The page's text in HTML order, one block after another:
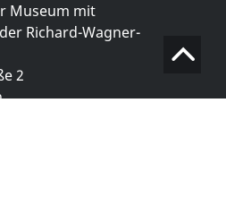
Museum mit
Richard-Wagner-
2